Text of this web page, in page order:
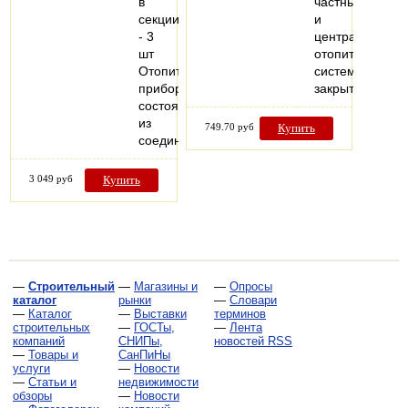
секции
- 3
шт
Отопительный
прибор,
состоящий
из
соединенных…
3 049 руб Купить
и
отопительные
системы
закрытого…
749.70 руб Купить
— Строительный
каталог
— Каталог
строительных
компаний
— Товары и
услуги
— Статьи и
обзоры
— Магазины и
рынки
— Выставки
— ГОСТы,
СНИПы,
СанПиНы
— Новости
недвижимости
— Новости
— Опросы
— Словари
терминов
— Лента
новостей RSS